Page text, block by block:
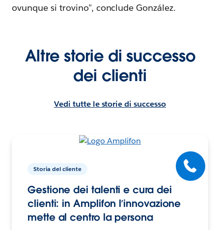
ovunque si trovino", conclude González.
Altre storie di successo
dei clienti
Storia del cliente
Gestione dei talenti e cura dei
clienti: in Amplifon l’innovazione
mette al centro la persona
Vedi tutte le storie di successo